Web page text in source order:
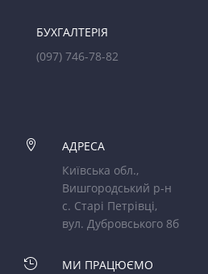
БУХГАЛТЕРІЯ
(097) 746-78-82

АДРЕСА
Київська обл.,
Вишгородський р-н
с. Старі Петрівці,
вул. Дубровського 8б

МИ ПРАЦЮЄМО